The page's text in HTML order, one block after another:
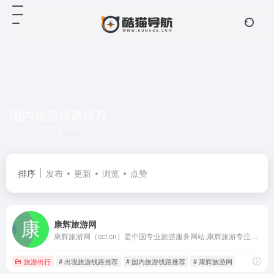
排序 发布 更新 浏览 点赞
康辉旅游网
旅游出行 # 出境旅游线路推荐 # 国内旅游线路推荐 # 康辉旅游网